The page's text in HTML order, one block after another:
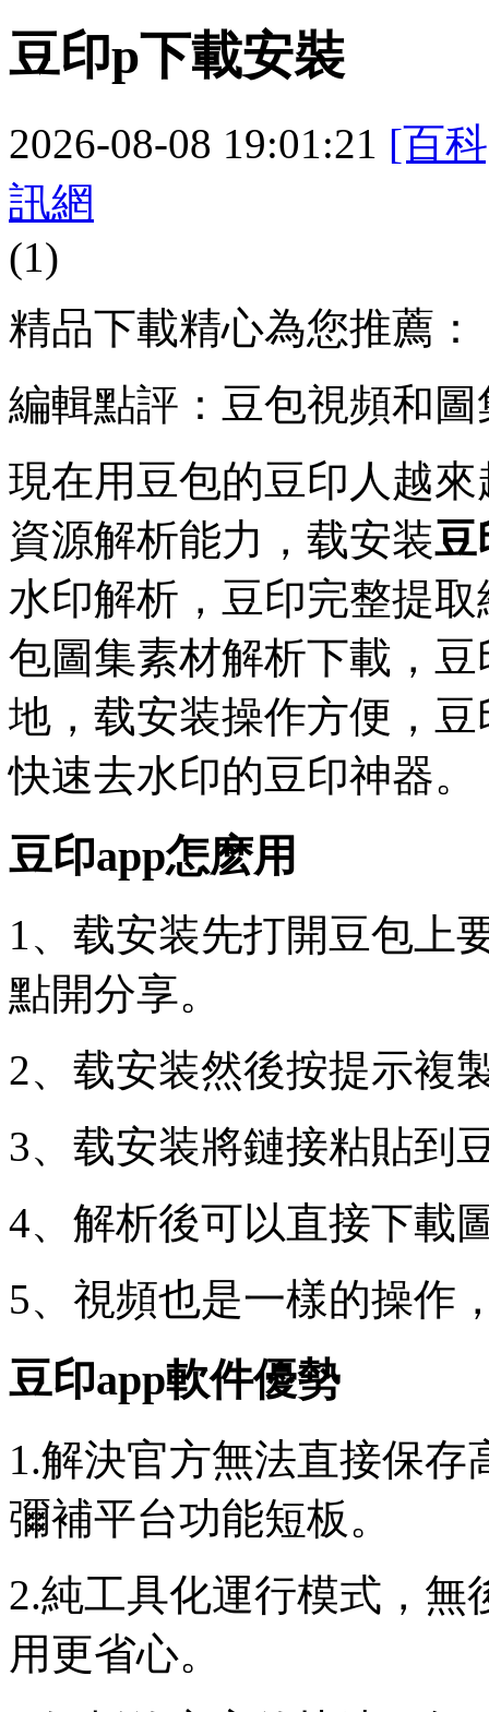
豆印p下載安裝
2026-08-08 19:01:21 [百
訊網
(1)
精品下載精心為您推薦：
編輯點評：豆包視頻和
現在用豆包的豆印人越
資源解析能力，载安装豆
水印解析，豆印完整提
包圖集素材解析下載，
地，载安装操作方便，
快速去水印的豆印神器。
豆印app怎麽用
1、载安装先打開豆包上
點開分享。
2、载安装然後按提示複
3、载安装將鏈接粘貼到
4、解析後可以直接下載
5、視頻也是一樣的操作
豆印app軟件優勢
1.解決官方無法直接保
彌補平台功能短板。
2.純工具化運行模式，
用更省心。